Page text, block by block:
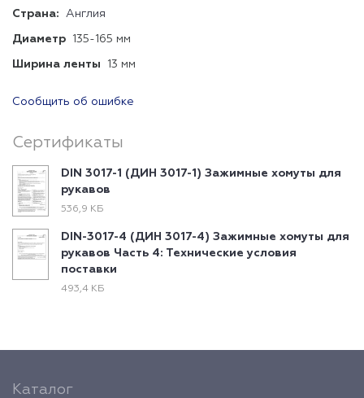
Страна: Англия
Диаметр 135-165 мм
Ширина ленты 13 мм
Сообщить об ошибке
Сертификаты
DIN 3017-1 (ДИН 3017-1) Зажимные хомуты для
рукавов
536,9 КБ
DIN-3017-4 (ДИН 3017-4) Зажимные хомуты для
рукавов Часть 4: Технические условия
поставки
493,4 КБ
Каталог